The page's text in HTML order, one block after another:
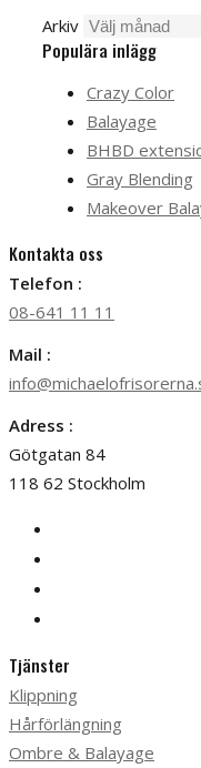
Arkiv
Populära inlägg
Crazy Color
Balayage
BHBD
Gray Blending
Makeover
Kontakta oss
Telefon :
08-641 11 11
Mail :
Adress :
Götgatan 84
118 62 Stockholm
Tjänster
Klippning
Hårförlängning
Ombre & Balayage